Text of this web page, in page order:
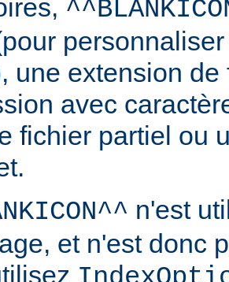
une extension de
avec
fichier partiel ou
n'est
et n'est donc